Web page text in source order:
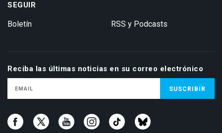
SEGUIR
Boletín RSS y Podcasts
Reciba las últimas noticias en su correo electrónico